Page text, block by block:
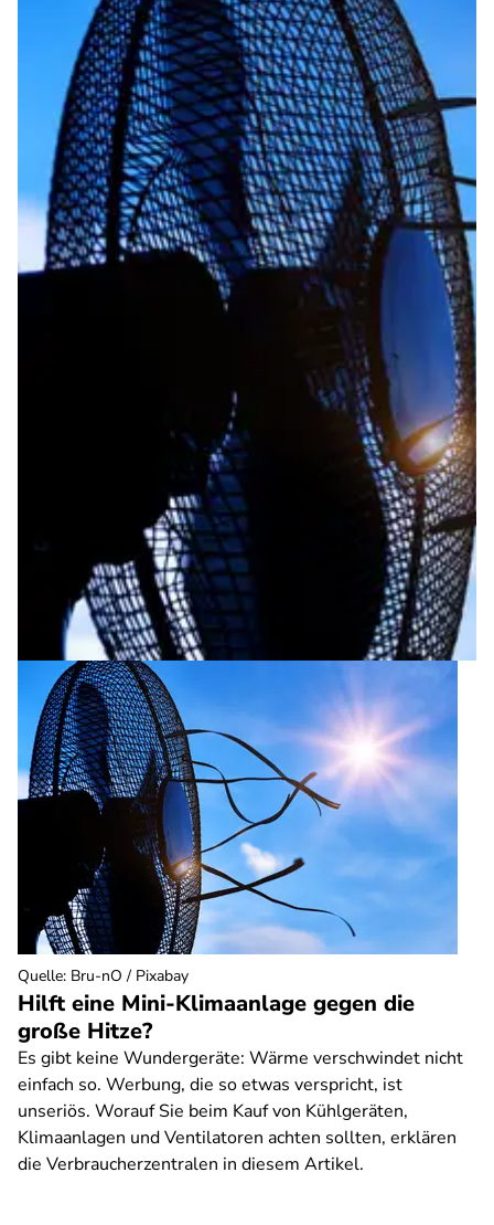
Hilft eine Mini-Klimaanlage gegen die
große Hitze?
Es gibt keine Wundergeräte: Wärme verschwindet nicht
einfach so. Werbung, die so etwas verspricht, ist
unseriös. Worauf Sie beim Kauf von Kühlgeräten,
Klimaanlagen und Ventilatoren achten sollten, erklären
die Verbraucherzentralen in diesem Artikel.
Quelle: Bru-nO / Pixabay